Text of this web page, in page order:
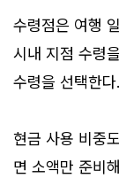
수령점은 여행
시내 지점 수령
수령을 선택한다.
현금 사용 비중
면 소액만 준비